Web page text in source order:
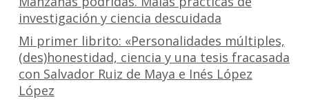
investigación y ciencia descuidada
Mi primer librito: «Personalidades múltiples,
(des)honestidad, ciencia y una tesis fracasada
con Salvador Ruiz de Maya e Inés López
López